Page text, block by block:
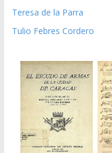
Teresa de la Parra
Tulio Febres Cordero